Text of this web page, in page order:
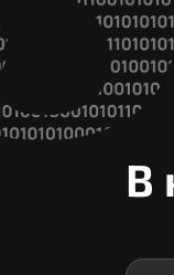
В